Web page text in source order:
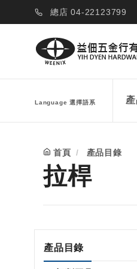
總店 04-22123799
Language 選擇語系
首頁 產品目錄
拉桿
產品目錄